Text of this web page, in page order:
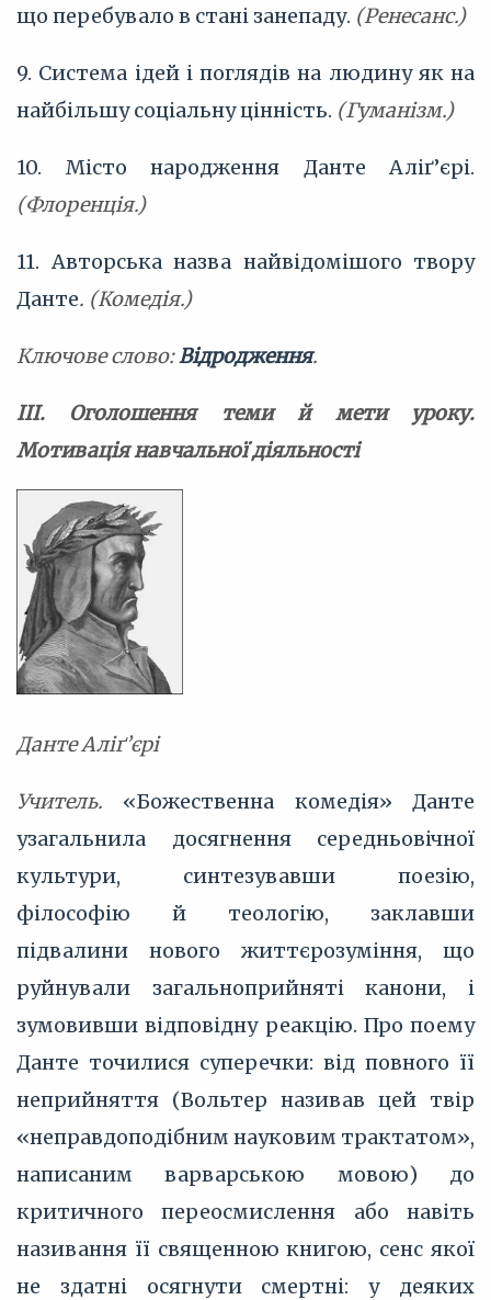
що перебувало в стані занепаду. (Ренесанс.)
9. Система ідей і поглядів на людину як на
найбільшу соціальну цінність. (Гуманізм.)
10. Місто народження Данте Аліґ’єрі.
(Флоренція.)
11. Авторська назва найвідомішого твору
Данте. (Комедія.)
Ключове слово:Відродження.
IІI. Оголошення теми й мети уроку.
Мотивація навчальної діяльності
Данте Аліґ’єрі
Учитель. «Божественна комедія»
Данте
узагальнила досягнення середньовічної
культури, синтезувавши поезію,
філософію й теологію, заклавши
підвалини нового життєрозуміння, що
руйнували загальноприйняті канони, і
зумовивши відповідну реакцію. Про поему
Данте точилися суперечки: від повного її
неприйняття (Вольтер називав цей твір
«неправдоподібним науковим трактатом»,
написаним варварською мовою) до
критичного переосмислення або навіть
називання її священною книгою, сенс якої
не здатні осягнути смертні: у деяких